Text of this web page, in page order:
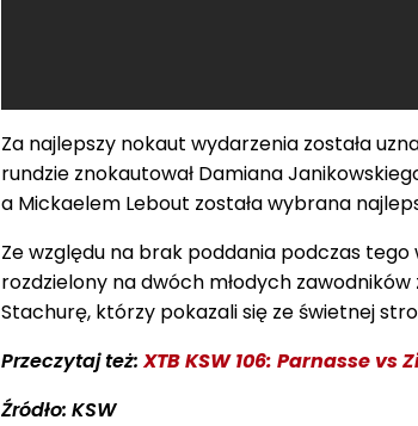
Za najlepszy nokaut wydarzenia została
rundzie znokautował Damiana
a Mickaelem Lebout została wybrana
Ze względu na brak poddania podczas tego
rozdzielony na dwóch młodych zawodników
Stachurę, którzy pokazali się ze świetnej
Przeczytaj też: XTB KSW 106: Parnasse vs
Źródło: KSW